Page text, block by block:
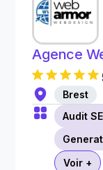
Agence
Brest
Audit
Voir +